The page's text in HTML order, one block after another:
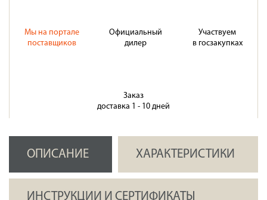
Мы на портале
поставщиков
Официальный
дилер
Участвуем
в госзакупках
Заказ
доставка 1 - 10 дней
ОПИСАНИЕ ХАРАКТЕРИСТИКИ
ИНСТРУКЦИИ И СЕРТИФИКАТЫ